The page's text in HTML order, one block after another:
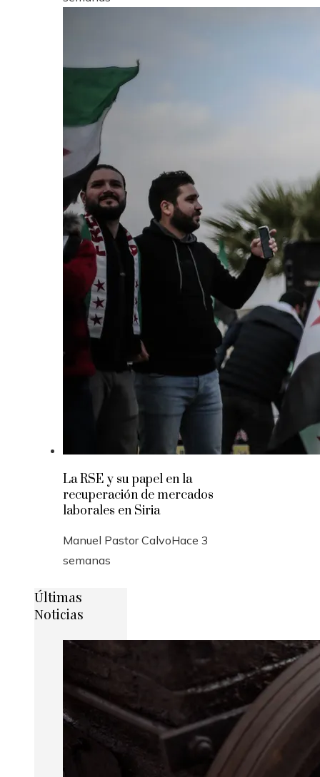
La RSE y su papel en la
recuperación de mercados
laborales en Siria
Manuel Pastor CalvoHace 3
semanas
Últimas
Noticias